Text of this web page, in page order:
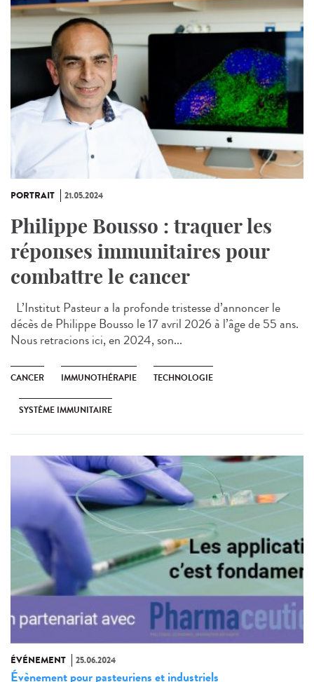
PORTRAIT 21.05.2024
Philippe Bousso : traquer les
réponses immunitaires pour
combattre le cancer
L’Institut Pasteur a la profonde tristesse d’annoncer le
décès de Philippe Bousso le 17 avril 2026 à l’âge de 55 ans.
Nous retracions ici, en 2024, son...
CANCER IMMUNOTHÉRAPIE TECHNOLOGIE
SYSTÈME IMMUNITAIRE
ÉVÉNEMENT 25.06.2024
Évènement pour pasteuriens et industriels